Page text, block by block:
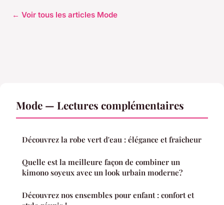
← Voir tous les articles Mode
Mode — Lectures complémentaires
Découvrez la robe vert d'eau : élégance et fraîcheur
Quelle est la meilleure façon de combiner un
kimono soyeux avec un look urbain moderne?
Découvrez nos ensembles pour enfant : confort et